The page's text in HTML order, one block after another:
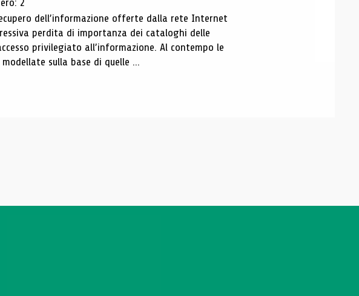
2
dell’informazione offerte dalla rete Internet
perdita di importanza dei cataloghi delle
privilegiato all’informazione. Al contempo le
sulla base di quelle ...